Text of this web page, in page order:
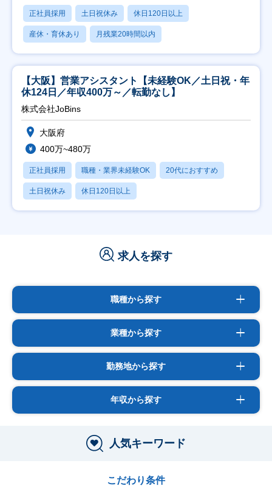
正社員採用 土日祝休み 休日120日以上
産休・育休あり 月残業20時間以内
【大阪】営業アシスタント【未経験OK／土日祝・年
休124日／年収400万～／転勤なし】
株式会社JoBins
大阪府
400万~480万
正社員採用 職種・業界未経験OK 20代におすすめ
土日祝休み 休日120日以上
求人を探す
職種から探す
業種から探す
勤務地から探す
年収から探す
人気キーワード
こだわり条件